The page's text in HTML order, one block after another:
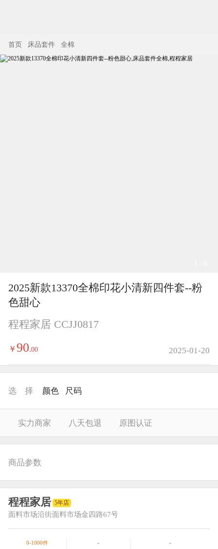
首页 床品套件 全棉
2025新款13370全棉印花小清新四件套--粉
色甜心
程程家居 CCJJ0817
￥ 90.00 2025-01-20
选 择 颜色 尺码
实力商家 八天包退 原图认证
商品参数
程程家居 5年店
面料市场沿街面料市场金四路67号
0-1000件 - -